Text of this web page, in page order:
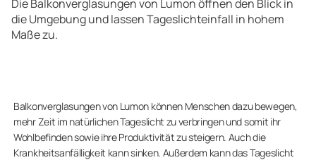
Die Balkonverglasungen von Lumon öffnen den Blick in
die Umgebung und lassen Tageslichteinfall in hohem
Maße zu.
Balkonverglasungen von Lumon können Menschen dazu bewegen,
mehr Zeit im natürlichen Tageslicht zu verbringen und somit ihr
Wohlbefinden sowie ihre Produktivität zu steigern. Auch die
Krankheitsanfälligkeit kann sinken. Außerdem kann das Tageslicht